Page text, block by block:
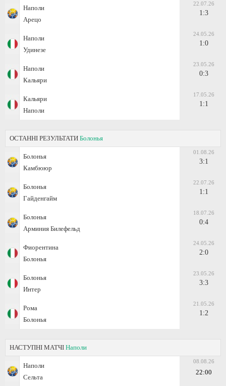
Наполи
Арецо
22.07.26
1:3
Наполи
Удинезе
24.05.26
1:0
Наполи
Кальяри
23.05.26
0:3
Кальяри
Наполи
17.05.26
1:1
ОСТАННІ РЕЗУЛЬТАТИ Болонья
Болонья
Камбююр
01.08.26
3:1
Болонья
Гайденгайм
22.07.26
1:1
Болонья
Арминия Билефельд
18.07.26
0:4
Фиорентина
Болонья
24.05.26
2:0
Болонья
Интер
23.05.26
3:3
Рома
Болонья
21.05.26
1:2
НАСТУПНІ МАТЧІ Наполи
Наполи
Сельта
08.08.26
22:00